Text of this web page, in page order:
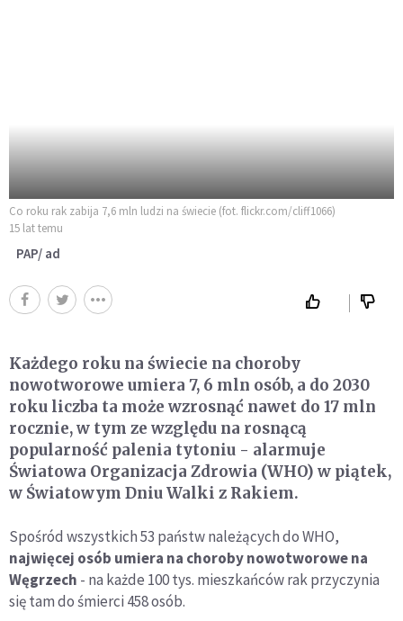
Co roku rak zabija 7,6 mln ludzi na świecie (fot. flickr.com/cliff1066)
15 lat temu
PAP/ ad
Każdego roku na świecie na choroby
nowotworowe umiera 7, 6 mln osób, a do 2030
roku liczba ta może wzrosnąć nawet do 17 mln
rocznie, w tym ze względu na rosnącą
popularność palenia tytoniu - alarmuje
Światowa Organizacja Zdrowia (WHO) w piątek,
w Światowym Dniu Walki z Rakiem.
Spośród wszystkich 53 państw należących do WHO,
najwięcej osób umiera na choroby nowotworowe na
Węgrzech - na każde 100 tys. mieszkańców rak przyczynia
się tam do śmierci 458 osób.